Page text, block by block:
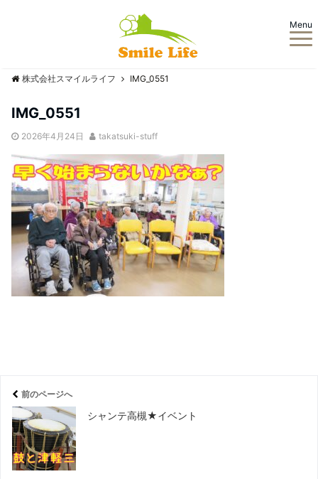
Menu
株式会社スマイルライフ IMG_0551
IMG_0551
2026年4月24日 takatsuki-stuff
前のページへ
シャンテ高槻★イベント